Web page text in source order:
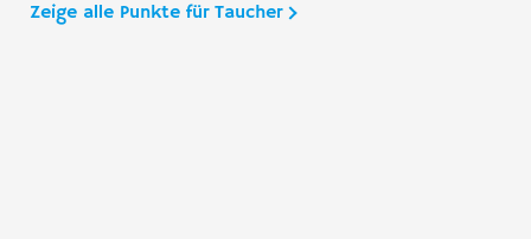
Zeige alle Punkte für Taucher